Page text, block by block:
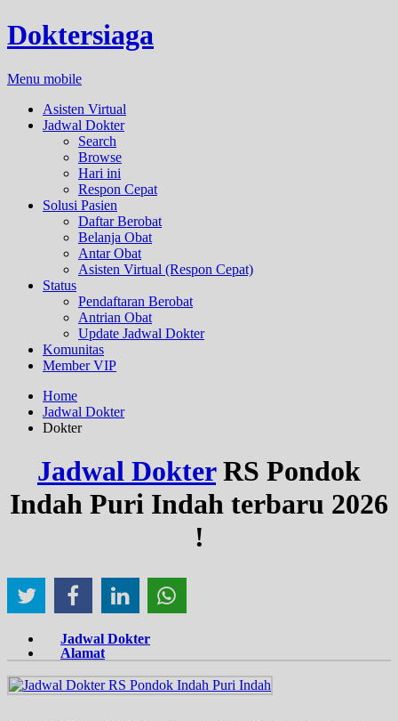
Doktersiaga
Menu mobile
Asisten Virtual
Jadwal Dokter
Search
Browse
Hari ini
Respon Cepat
Solusi Pasien
Daftar Berobat
Belanja Obat
Antar Obat
Asisten Virtual (Respon Cepat)
Status
Pendaftaran Berobat
Antrian Obat
Update Jadwal Dokter
Komunitas
Member VIP
Home
Jadwal Dokter
Dokter
Jadwal DokterRS Pondok
Indah Puri Indah terbaru 2026
!
Jadwal Dokter
Alamat